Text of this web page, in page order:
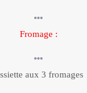
Fromage :
aux 3 fromages